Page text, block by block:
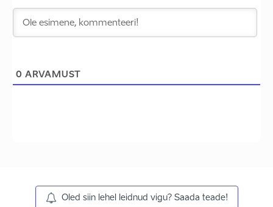
0 ARVAMUST
Oled siin lehel leidnud vigu? Saada teade!